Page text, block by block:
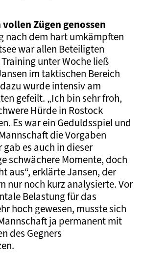
Zügen genossen
nach dem hart umkämpften
war allen Beteiligten
unter Woche ließ
im taktischen Bereich
wurde intensiv am
gefeilt. „Ich bin sehr froh,
Hürde in Rostock
Es war ein Geduldsspiel und
die Vorgaben
es auch in dieser
schwächere Momente, doch
aus“, erklärte Jansen, der
nur noch kurz analysierte. Vor
Belastung für das
hoch gewesen, musste sich
ja permanent mit
des Gegners